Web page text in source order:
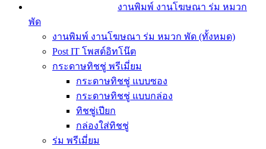
งานพิมพ์ งานโฆษณา ร่ม หมวก
พัด
งานพิมพ์ งานโฆษณา ร่ม หมวก พัด (ทั้งหมด)
Post IT โพสต์อิทโน๊ต
กระดาษทิชชู่ พรีเมี่ยม
กระดาษทิชชู่ แบบซอง
กระดาษทิชชู่ แบบกล่อง
ทิชชู่เปียก
กล่องใส่ทิชชู่
ร่ม พรีเมี่ยม